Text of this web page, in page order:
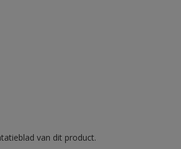
van dit product.